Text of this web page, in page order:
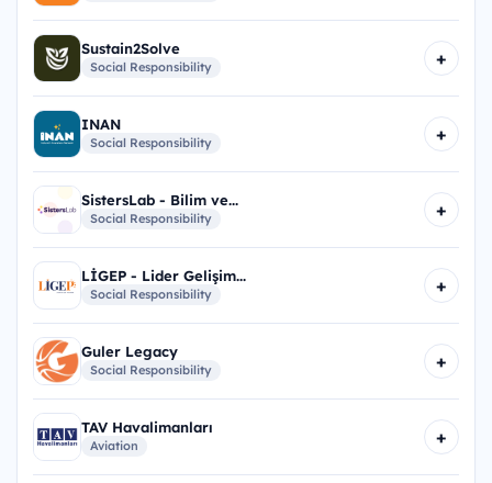
Sustain2Solve
Social Responsibility +
INAN
Social Responsibility +
SistersLab - Bilim ve...
Social Responsibility +
LİGEP - Lider Gelişim...
Social Responsibility +
Guler Legacy
Social Responsibility +
TAV Havalimanları
Aviation +